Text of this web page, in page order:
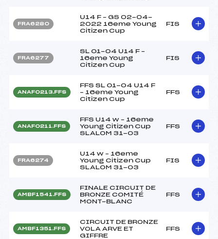
FRA6280
U14 F – GS 02-04-
2022 16eme Young
Citizen Cup
FIS
FRA6277
SL 01-04 U14 F –
16eme Young
Citizen Cup
FIS
ANAF0213.FFS
FFS SL 01-04 U14 F
– 16eme Young
Citizen Cup
FFS
ANAF0211.FFS
FFS U14 w – 16eme
Young Citizen Cup
SLALOM 31-03
FFS
FRA6274
U14 w – 16eme
Young Citizen Cup
SLALOM 31-03
FIS
AMBF1541.FFS
FINALE CIRCUIT DE
BRONZE COMITÉ
MONT-BLANC
FFS
AMBF1351.FFS
CIRCUIT DE BRONZE
VOLA ARVE ET
GIFFRE
FFS